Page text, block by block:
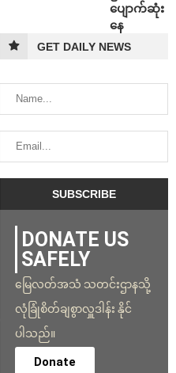
ပျောက်ဆုံး
နေ
GET DAILY NEWS
DONATE US
SAFELY
မြေလတ်အသံ သတင်းဌာနသို့
လုံခြုံစိတ်ချစွာလှူဒါန်း နိုင်
ပါသည်။
Donate